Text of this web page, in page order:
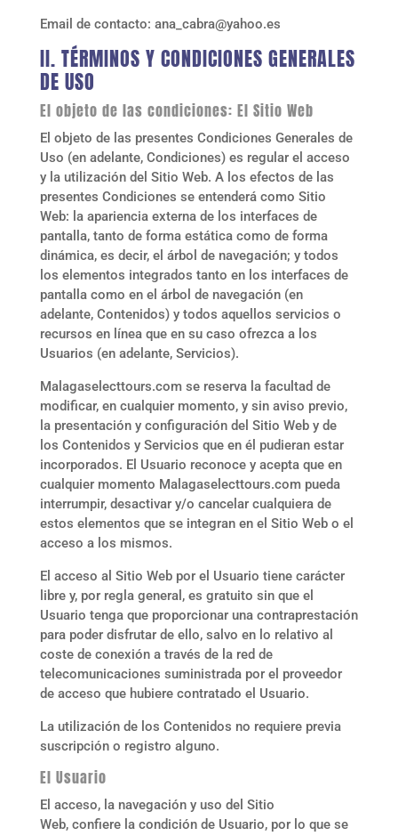
Email de contacto: ana_cabra@yahoo.es
II. TÉRMINOS Y CONDICIONES GENERALES
DE USO
El objeto de las condiciones: El Sitio Web
El objeto de las presentes Condiciones Generales de
Uso (en adelante, Condiciones) es regular el acceso
y la utilización del Sitio Web. A los efectos de las
presentes Condiciones se entenderá como Sitio
Web: la apariencia externa de los interfaces de
pantalla, tanto de forma estática como de forma
dinámica, es decir, el árbol de navegación; y todos
los elementos integrados tanto en los interfaces de
pantalla como en el árbol de navegación (en
adelante, Contenidos) y todos aquellos servicios o
recursos en línea que en su caso ofrezca a los
Usuarios (en adelante, Servicios).
Malagaselecttours.com se reserva la facultad de
modificar, en cualquier momento, y sin aviso previo,
la presentación y configuración del Sitio Web y de
los Contenidos y Servicios que en él pudieran estar
incorporados. El Usuario reconoce y acepta que en
cualquier momento Malagaselecttours.com pueda
interrumpir, desactivar y/o cancelar cualquiera de
estos elementos que se integran en el Sitio Web o el
acceso a los mismos.
El acceso al Sitio Web por el Usuario tiene carácter
libre y, por regla general, es gratuito sin que el
Usuario tenga que proporcionar una contraprestación
para poder disfrutar de ello, salvo en lo relativo al
coste de conexión a través de la red de
telecomunicaciones suministrada por el proveedor
de acceso que hubiere contratado el Usuario.
La utilización de los Contenidos no requiere previa
suscripción o registro alguno.
El Usuario
El acceso, la navegación y uso del Sitio
Web, confiere la condición de Usuario, por lo que se